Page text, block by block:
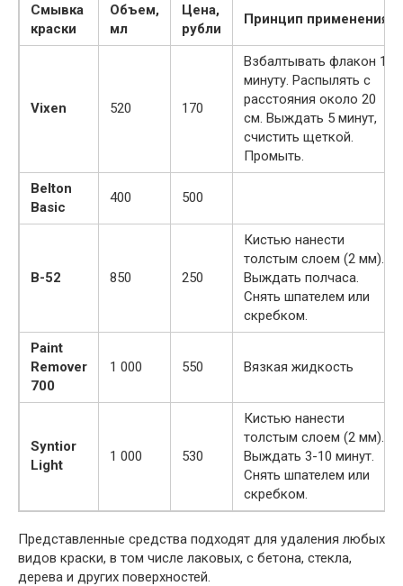
Смывка
краски
Объем,
мл
Цена,
рубли
Принцип применения
Vixen 520 170
Взбалтывать флакон 1
минуту. Распылять с
расстояния около 20
см. Выждать 5 минут,
счистить щеткой.
Промыть.
Belton
Basic
400 500
B-52 850 250
Кистью нанести
толстым слоем (2 мм).
Выждать полчаса.
Снять шпателем или
скребком.
Paint
Remover
700
1 000 550 Вязкая жидкость
Syntior
Light
1 000 530
Кистью нанести
толстым слоем (2 мм).
Выждать 3-10 минут.
Снять шпателем или
скребком.
Представленные средства подходят для удаления любых
видов краски, в том числе лаковых, с бетона, стекла,
дерева и других поверхностей.